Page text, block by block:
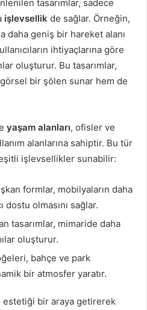
tasarımlar, sadece
işlevsellik de sağlar. Örneğin,
daha geniş bir hareket alanı
ihtiyaçlarına göre
oluşturur. Bu tasarımlar,
bir şölen sunar hem de
yaşam alanları, ofisler ve
alanlarına sahiptir. Bu tür
işlevsellikler sunabilir:
formlar, mobilyaların daha
dostu olmasını sağlar.
tasarımlar, mimaride daha
oluşturur.
bahçe ve park
bir atmosfer yaratır.
estetiği bir araya getirerek